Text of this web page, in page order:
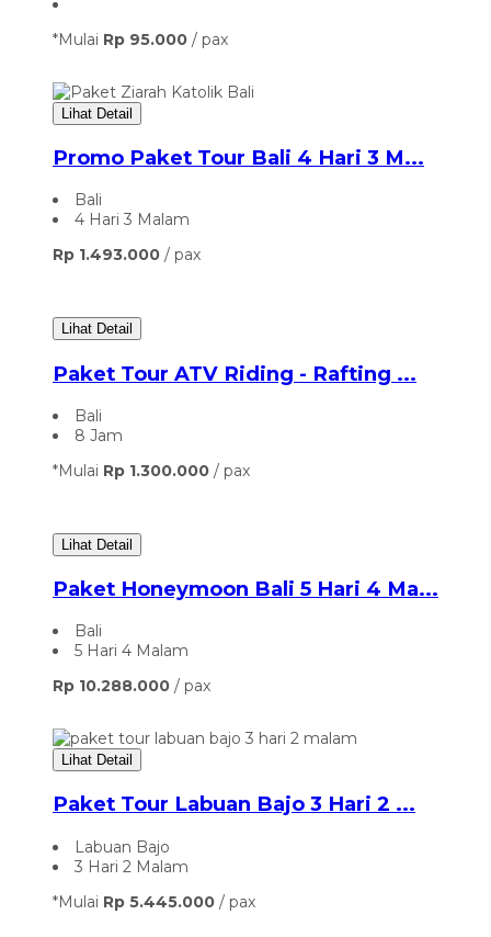
*Mulai Rp 95.000 / pax
Lihat Detail
Promo Paket Tour Bali 4 Hari 3 M...
Bali
4 Hari 3 Malam
Rp 1.493.000 / pax
Lihat Detail
Paket Tour ATV Riding - Rafting ...
Bali
8 Jam
*Mulai Rp 1.300.000 / pax
Lihat Detail
Paket Honeymoon Bali 5 Hari 4 Ma...
Bali
5 Hari 4 Malam
Rp 10.288.000 / pax
Lihat Detail
Paket Tour Labuan Bajo 3 Hari 2 ...
Labuan Bajo
3 Hari 2 Malam
*Mulai Rp 5.445.000 / pax